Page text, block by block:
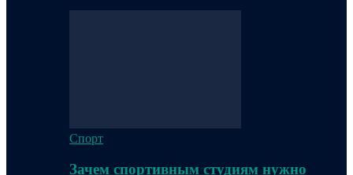
Спорт
Зачем спортивным студиям нужно